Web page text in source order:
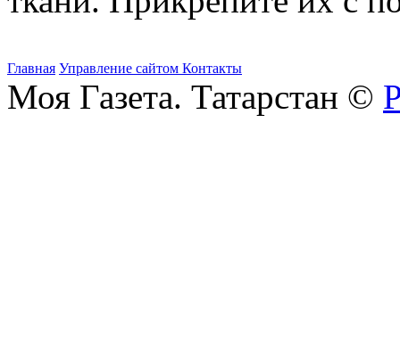
Главная Управление сайтом Контакты
Моя Газета. Татарстан ©